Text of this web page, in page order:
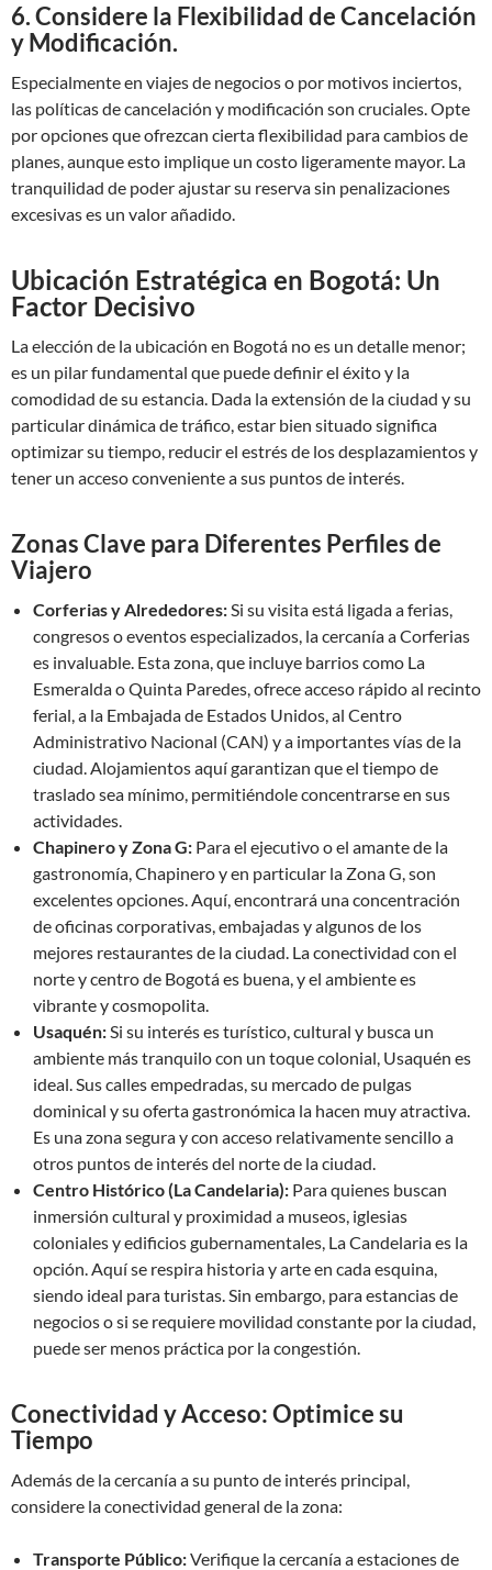
6. Considere la Flexibilidad de Cancelación
y Modificación.
Especialmente en viajes de negocios o por motivos inciertos,
las políticas de cancelación y modificación son cruciales. Opte
por opciones que ofrezcan cierta flexibilidad para cambios de
planes, aunque esto implique un costo ligeramente mayor. La
tranquilidad de poder ajustar su reserva sin penalizaciones
excesivas es un valor añadido.
Ubicación Estratégica en Bogotá: Un
Factor Decisivo
La elección de la ubicación en Bogotá no es un detalle menor;
es un pilar fundamental que puede definir el éxito y la
comodidad de su estancia. Dada la extensión de la ciudad y su
particular dinámica de tráfico, estar bien situado significa
optimizar su tiempo, reducir el estrés de los desplazamientos y
tener un acceso conveniente a sus puntos de interés.
Zonas Clave para Diferentes Perfiles de
Viajero
Corferias y Alrededores:Si su visita está ligada a ferias,
congresos o eventos especializados, la cercanía a Corferias
es invaluable. Esta zona, que incluye barrios como La
Esmeralda o Quinta Paredes, ofrece acceso rápido al recinto
ferial, a la Embajada de Estados Unidos, al Centro
Administrativo Nacional (CAN) y a importantes vías de la
ciudad. Alojamientos aquí garantizan que el tiempo de
traslado sea mínimo, permitiéndole concentrarse en sus
actividades.
Chapinero y Zona G: Para el ejecutivo o el amante de la
gastronomía, Chapinero y en particular la Zona G, son
excelentes opciones. Aquí, encontrará una concentración
de oficinas corporativas, embajadas y algunos de los
mejores restaurantes de la ciudad. La conectividad con el
norte y centro de Bogotá es buena, y el ambiente es
vibrante y cosmopolita.
Usaquén:Si su interés es turístico, cultural y busca un
ambiente más tranquilo con un toque colonial, Usaquén es
ideal. Sus calles empedradas, su mercado de pulgas
dominical y su oferta gastronómica la hacen muy atractiva.
Es una zona segura y con acceso relativamente sencillo a
otros puntos de interés del norte de la ciudad.
Centro Histórico (La Candelaria): Para quienes buscan
inmersión cultural y proximidad a museos, iglesias
coloniales y edificios gubernamentales, La Candelaria es la
opción. Aquí se respira historia y arte en cada esquina,
siendo ideal para turistas. Sin embargo, para estancias de
negocios o si se requiere movilidad constante por la ciudad,
puede ser menos práctica por la congestión.
Conectividad y Acceso: Optimice su
Tiempo
Además de la cercanía a su punto de interés principal,
considere la conectividad general de la zona:
Transporte Público:Verifique la cercanía a estaciones de